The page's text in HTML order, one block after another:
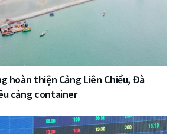
hoàn thiện Cảng Liên Chiểu, Đà
cảng container